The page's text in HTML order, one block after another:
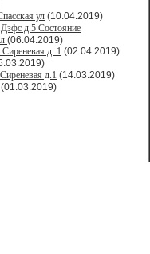
ул (10.04.2019)
д.5 Состояние
(06.04.2019)
д. 1 (02.04.2019)
д.1 (14.03.2019)
(01.03.2019)